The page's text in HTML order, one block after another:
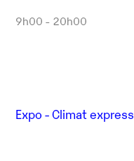
9h00 - 20h00
Expo - Climat express